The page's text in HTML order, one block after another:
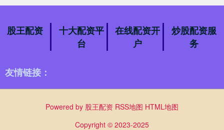
股王配资
十大配资平
台
在线配资开
户
炒股配资服
务
友情链接：
Powered by 股王配资 RSS地图 HTML地图
Copyright © 2023-2025